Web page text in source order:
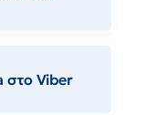
στο Viber